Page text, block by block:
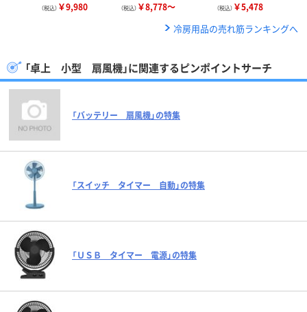
（税込） ￥9,980 （税込） ￥8,778～ （税込） ￥5,478
冷房用品の売れ筋ランキングへ
「卓上 小型 扇風機」に関連するピンポイントサーチ
「バッテリー 扇風機」の特集
「スイッチ タイマー 自動」の特集
「ＵＳＢ タイマー 電源」の特集